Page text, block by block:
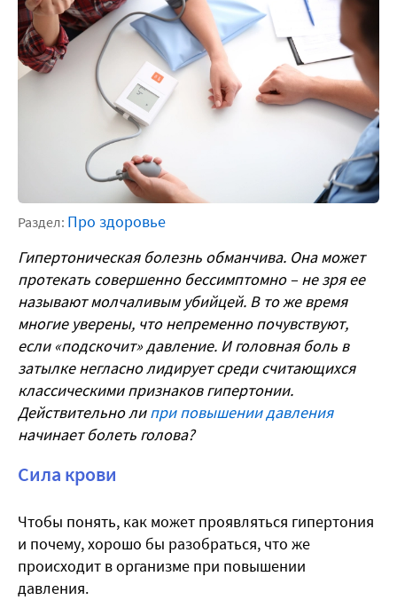
Раздел: Про здоровье
Гипертоническая болезнь обманчива. Она может
протекать совершенно бессимптомно – не зря ее
называют молчаливым убийцей. В то же время
многие уверены, что непременно почувствуют,
если «подскочит» давление. И головная боль в
затылке негласно лидирует среди считающихся
классическими признаков гипертонии.
Действительно липри повышении давления
начинает болеть голова?
Сила крови
Чтобы понять, как может проявляться гипертония
и почему, хорошо бы разобраться, что же
происходит в организме при повышении
давления.